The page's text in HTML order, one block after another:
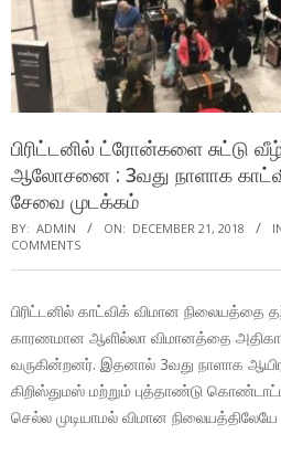
பிரிட்டனில் ட்ரோன்களை சுட்டு
ஆலோசனை : 3வது நாளாக
சேவை முடக்கம்
BY: ADMIN ON: DECEMBER 21, 2018
COMMENTS
பிரிட்டனில் காட்விக் விமான நிலையத்தை
காரணமான ஆளில்லா விமானத்தை
வருகின்றனர். இதனால் 3வது நாளாக
கிறிஸ்துமஸ் மற்றும் புத்தாண்டு
செல்ல முடியாமல் விமான